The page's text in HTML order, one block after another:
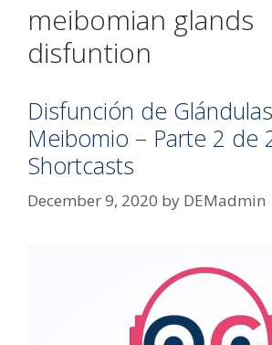
meibomian glands
disfuntion
Disfunción de
Meibomio – Parte 2 de
Shortcasts
December 9, 2020 by DEMadmin